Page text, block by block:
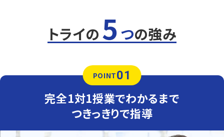
トライの 5 つの強み
POINT01
完全1対1授業でわかるまで
つきっきりで指導